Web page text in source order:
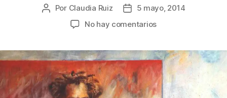
Autor
Por Claudia Ruiz
Fecha5 mayo, 2014
No hay comentariosen
of
the
Silence